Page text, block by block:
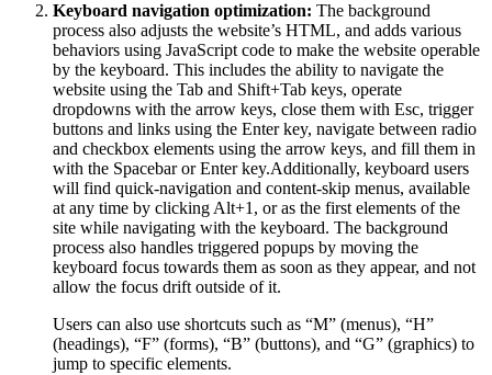
Keyboard navigation optimization: The background
process also adjusts the website’s HTML, and adds various
behaviors using JavaScript code to make the website operable
by the keyboard. This includes the ability to navigate the
website using the Tab and Shift+Tab keys, operate
dropdowns with the arrow keys, close them with Esc, trigger
buttons and links using the Enter key, navigate between radio
and checkbox elements using the arrow keys, and fill them in
with the Spacebar or Enter key.Additionally, keyboard users
will find quick-navigation and content-skip menus, available
at any time by clicking Alt+1, or as the first elements of the
site while navigating with the keyboard. The background
process also handles triggered popups by moving the
keyboard focus towards them as soon as they appear, and not
allow the focus drift outside of it.
Users can also use shortcuts such as “M” (menus), “H”
(headings), “F” (forms), “B” (buttons), and “G” (graphics) to
jump to specific elements.